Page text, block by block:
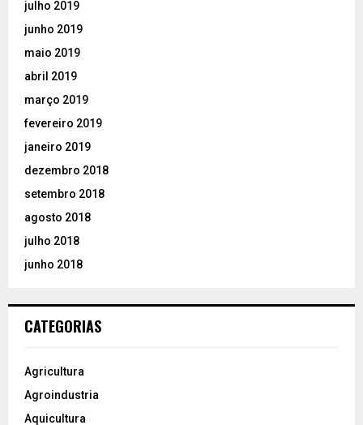
julho 2019
junho 2019
maio 2019
abril 2019
março 2019
fevereiro 2019
janeiro 2019
dezembro 2018
setembro 2018
agosto 2018
julho 2018
junho 2018
CATEGORIAS
Agricultura
Agroindustria
Aquicultura